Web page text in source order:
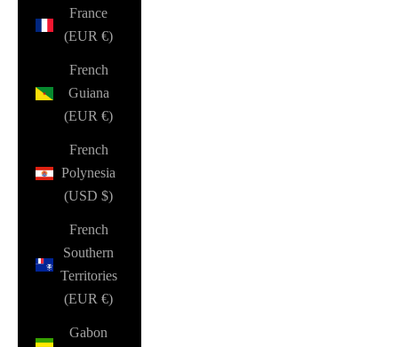
France
(EUR €)
French
Guiana
(EUR €)
French
Polynesia
(USD $)
French
Southern
Territories
(EUR €)
Gabon